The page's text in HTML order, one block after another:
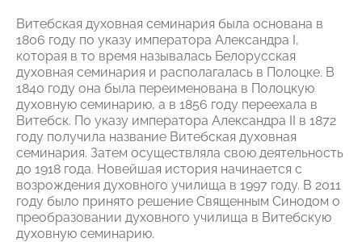
Витебская духовная семинария была основана в
1806 году по указу императора Александра I,
которая в то время называлась Белорусская
духовная семинария и располагалась в Полоцке. В
1840 году она была переименована в Полоцкую
духовную семинарию, а в 1856 году переехала в
Витебск. По указу императора Александра II в 1872
году получила название Витебская духовная
семинария. Затем осуществляла свою деятельность
до 1918 года. Новейшая история начинается с
возрождения духовного училища в 1997 году. В 2011
году было принято решение Священным Синодом о
преобразовании духовного училища в Витебскую
духовную семинарию.